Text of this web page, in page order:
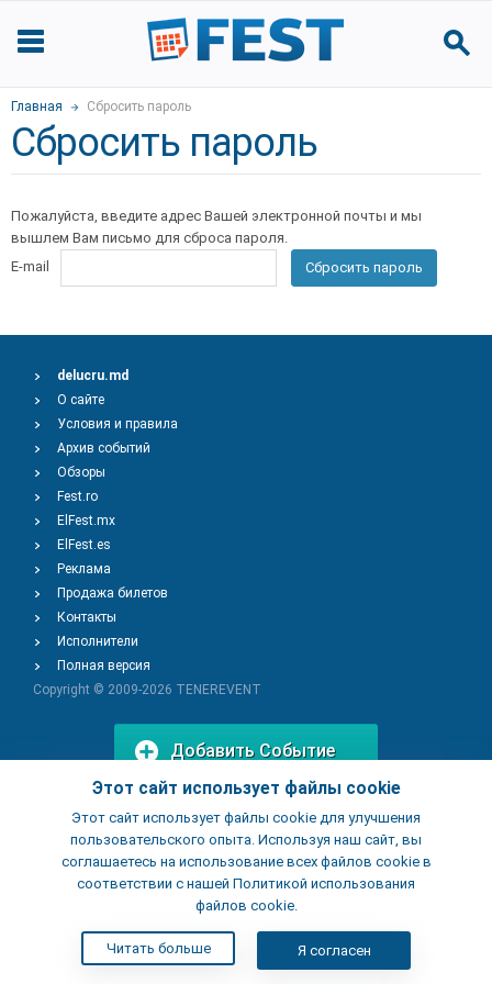
Главная Сбросить пароль
Сбросить пароль
Пожалуйста, введите адрес Вашей электронной почты и мы
вышлем Вам письмо для сброса пароля.
E-mail
Сбросить пароль
Этот сайт использует файлы cookie
Этот сайт использует файлы cookie для улучшения
пользовательского опыта. Используя наш сайт, вы
соглашаетесь на использование всех файлов cookie в
соответствии с нашей Политикой использования
файлов cookie.
Читать больше Я согласен
delucru.md
О сайте
Условия и правила
Архив событий
Обзоры
Fest.ro
ElFest.mx
ElFest.es
Реклама
Продажа билетов
Контакты
Исполнители
Полная версия
Copyright © 2009-2026 TENEREVENT
Добавить Событие
Добавить Заведение